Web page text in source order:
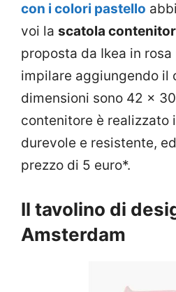
con i colori pastello
voi la scatola
proposta da Ikea in
impilare aggiungendo il
dimensioni sono 42 x
contenitore è realizzato
durevole e resistente,
prezzo di 5 euro*.
Il tavolino di
Amsterdam